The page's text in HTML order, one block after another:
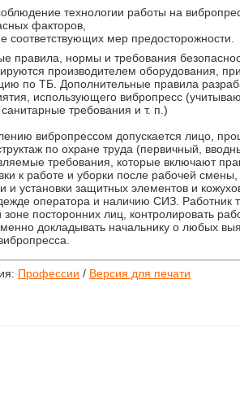
технологии работы на
факторов,
соответствующих мер предосторожности.
правила, нормы и требования
производителем оборудования,
по ТБ. Дополнительные правила
использующего вибропресс
требования и т. п.)
вибропрессом допускается лицо,
по охране труда (первичный,
требования, которые включают
к работе и уборки после рабочей
и установки защитных элементов и
оператора и наличию СИЗ. Работник
зоне посторонних лиц, контролировать
докладывать начальнику о любых
Профессии / Версия для печати